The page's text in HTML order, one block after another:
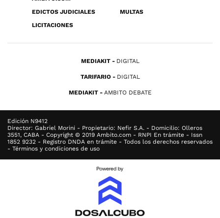
EDICTOS JUDICIALES
MULTAS
LICITACIONES
MEDIAKIT DIGITAL
TARIFARIO DIGITAL
MEDIAKIT AMBITO DEBATE
Edición N9412
Director: Gabriel Morini - Propietario: Nefir S.A. - Domicilio: Olleros
3551, CABA - Copyright © 2019 Ambito.com - RNPI En trámite - Issn
1852 9232 - Registro DNDA en trámite - Todos los derechos reservados
- Términos y condiciones de uso